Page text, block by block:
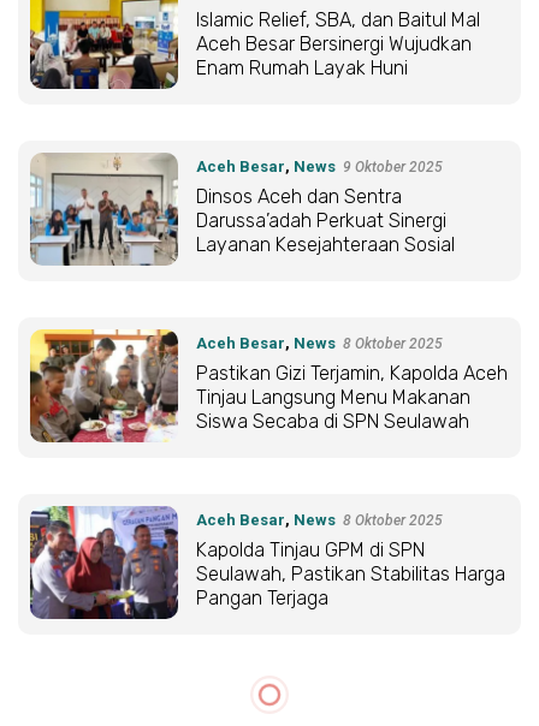
Islamic Relief, SBA, dan Baitul Mal
Aceh Besar Bersinergi Wujudkan
Enam Rumah Layak Huni
Aceh Besar, News 9 Oktober 2025
Dinsos Aceh dan Sentra
Darussa’adah Perkuat Sinergi
Layanan Kesejahteraan Sosial
Aceh Besar, News 8 Oktober 2025
Pastikan Gizi Terjamin, Kapolda Aceh
Tinjau Langsung Menu Makanan
Siswa Secaba di SPN Seulawah
Aceh Besar, News 8 Oktober 2025
Kapolda Tinjau GPM di SPN
Seulawah, Pastikan Stabilitas Harga
Pangan Terjaga